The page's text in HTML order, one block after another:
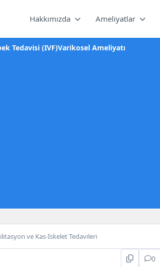
Hakkımızda Ameliyatlar
Tedavisi (IVF)Varikosel Ameliyatı
ve Kas-İskelet Tedavileri
0